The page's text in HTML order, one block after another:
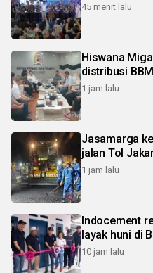
45 menit lalu
Hiswana
distribusi
1 jam lalu
Jasamarga
jalan Tol
1 jam lalu
Indocement
layak huni di
10 jam lalu